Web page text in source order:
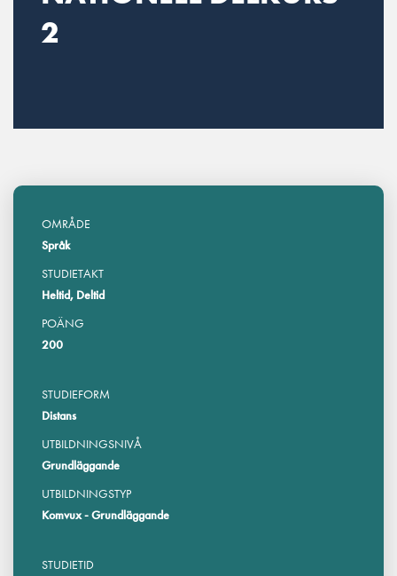
2
OMRÅDE
Språk
STUDIETAKT
Heltid, Deltid
POÄNG
200
STUDIEFORM
Distans
UTBILDNINGSNIVÅ
Grundläggande
UTBILDNINGSTYP
Komvux - Grundläggande
STUDIETID